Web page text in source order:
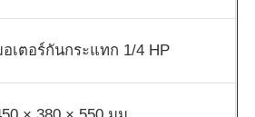
อเตอร์กันกระแทก 1/4 HP